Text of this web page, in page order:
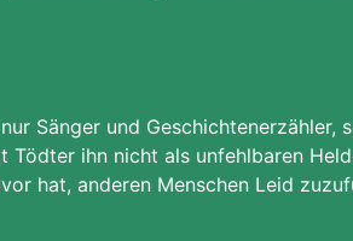
Sänger und
ihn nicht als unfehlbaren
hat, anderen Menschen Leid